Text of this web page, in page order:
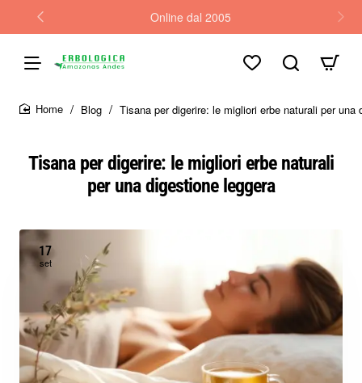
Online dal 2005
Tisana per digerire: le migliori erbe naturali
per una digestione leggera
Blog Tisana per digerire: le migliori erbe naturali per una
17
set